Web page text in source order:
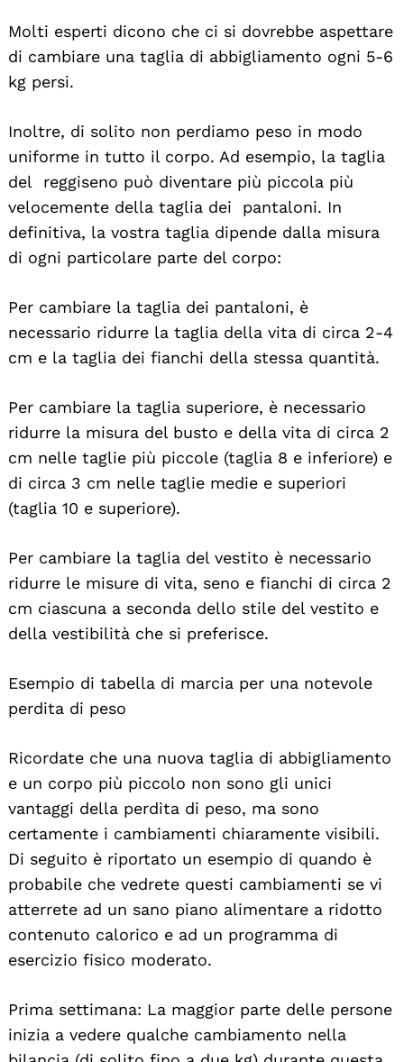
Molti esperti dicono che ci si dovrebbe aspettare
di cambiare una taglia di abbigliamento ogni 5-6
kg persi.
Inoltre, di solito non perdiamo peso in modo
uniforme in tutto il corpo. Ad esempio, la taglia
del reggiseno può diventare più piccola più
velocemente della taglia dei pantaloni. In
definitiva, la vostra taglia dipende dalla misura
di ogni particolare parte del corpo:
Per cambiare la taglia dei pantaloni, è
necessario ridurre la taglia della vita di circa 2-4
cm e la taglia dei fianchi della stessa quantità.
Per cambiare la taglia superiore, è necessario
ridurre la misura del busto e della vita di circa 2
cm nelle taglie più piccole (taglia 8 e inferiore) e
di circa 3 cm nelle taglie medie e superiori
(taglia 10 e superiore).
Per cambiare la taglia del vestito è necessario
ridurre le misure di vita, seno e fianchi di circa 2
cm ciascuna a seconda dello stile del vestito e
della vestibilità che si preferisce.
Esempio di tabella di marcia per una notevole
perdita di peso
Ricordate che una nuova taglia di abbigliamento
e un corpo più piccolo non sono gli unici
vantaggi della perdita di peso, ma sono
certamente i cambiamenti chiaramente visibili.
Di seguito è riportato un esempio di quando è
probabile che vedrete questi cambiamenti se vi
atterrete ad un sano piano alimentare a ridotto
contenuto calorico e ad un programma di
esercizio fisico moderato.
Prima settimana: La maggior parte delle persone
inizia a vedere qualche cambiamento nella